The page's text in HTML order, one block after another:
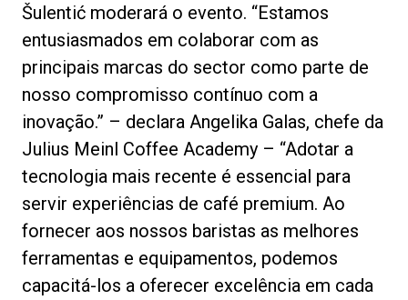
Šulentić moderará o evento. “Estamos
entusiasmados em colaborar com as
principais marcas do sector como parte de
nosso compromisso contínuo com a
inovação.” – declara Angelika Galas, chefe da
Julius Meinl Coffee Academy – “Adotar a
tecnologia mais recente é essencial para
servir experiências de café premium. Ao
fornecer aos nossos baristas as melhores
ferramentas e equipamentos, podemos
capacitá-los a oferecer excelência em cada